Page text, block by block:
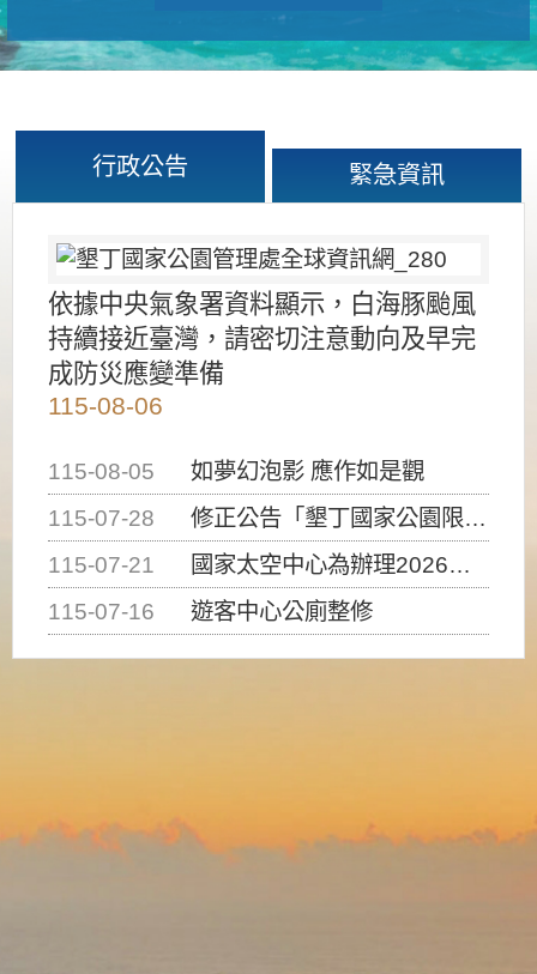
行政公告 緊急資訊
依據中央氣象署資料顯示，白海豚颱風
持續接近臺灣，請密切注意動向及早完
成防災應變準備
115-08-06
115-08-05
如夢幻泡影 應作如是觀
115-07-28
修正公告「墾丁國家公園限制水域遊憩活動之種類、範圍、時間及行為」，自即日生效。
115-07-21
國家太空中心為辦理2026台灣盃火箭競賽，陸、海、空域警戒及協調相關事宜，因颱風備案事宜
115-07-16
遊客中心公廁整修